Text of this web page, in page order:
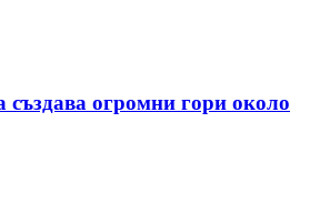
създава огромни гори около